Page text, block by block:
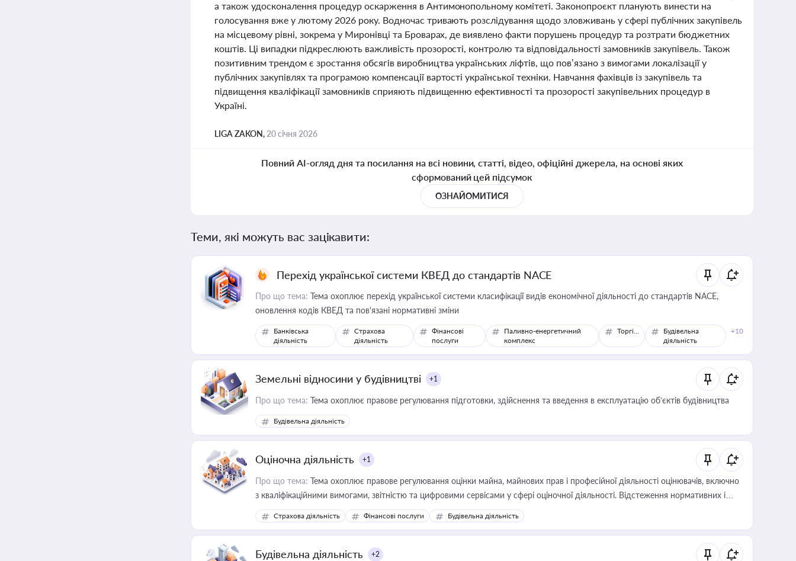
а також удосконалення процедур оскарження в Антимонопольному комітеті. Законопроєкт планують винести на
голосування вже у лютому 2026 року. Водночас тривають розслідування щодо зловживань у сфері публічних закупівель
на місцевому рівні, зокрема у Миронівці та Броварах, де виявлено факти порушень процедур та розтрати бюджетних
коштів. Ці випадки підкреслюють важливість прозорості, контролю та відповідальності замовників закупівель. Також
позитивним трендом є зростання обсягів виробництва українських ліфтів, що пов’язано з вимогами локалізації у
публічних закупівлях та програмою компенсації вартості української техніки. Навчання фахівців із закупівель та
підвищення кваліфікації замовників сприяють підвищенню ефективності та прозорості закупівельних процедур в
Україні.
LIGA ZAKON, 20 січня 2026
Повний AI-огляд дня та посилання на всі новини, статті, відео, офіційні джерела, на основі яких
сформований цей підсумок
ОЗНАЙОМИТИСЯ
Теми, які можуть вас зацікавити:
Перехід української системи КВЕД до стандартів NACE
Про що тема: Тема охоплює перехід української системи класифікації видів економічної діяльності до стандартів NACE,
оновлення кодів КВЕД та пов'язані нормативні зміни
Банківська
діяльність
Страхова
діяльність
Фінансові
послуги
Паливно-енергетичний
комплекс
Торгівля
Будівельна
діяльність
+10
Земельні відносини у будівництві +1
Про що тема: Тема охоплює правове регулювання підготовки, здійснення та введення в експлуатацію об’єктів будівництва
Будівельна діяльність
Оціночна діяльність +1
Про що тема: Тема охоплює правове регулювання оцінки майна, майнових прав і професійної діяльності оцінювачів, включно
з кваліфікаційними вимогами, звітністю та цифровими сервісами у сфері оціночної діяльності. Відстеження нормативних і
медійних змін у цій сфері корисне для власника бізнесу, керівника, юриста або бухгалтера під час оподаткування,
приватизації, оренди державного майна, корпоративних угод і перевірки статусу суб'єктів оціночної діяльності
Страхова діяльність Фінансові послуги Будівельна діяльність
Будівельна діяльність +2